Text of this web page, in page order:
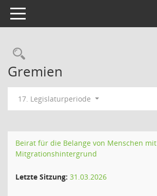
Toggle navigation
Rechercheauswahl
Gremien
17. Legislaturperiode
Beirat für die Belange von Menschen mit
Mitgrationshintergrund
Letzte Sitzung: 31.03.2026